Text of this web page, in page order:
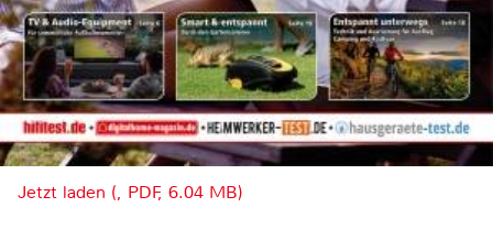
Jetzt laden (, PDF, 6.04 MB)